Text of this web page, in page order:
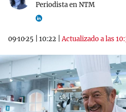
Periodista en NTM
09·10·25 10:22 |Actualizado a las